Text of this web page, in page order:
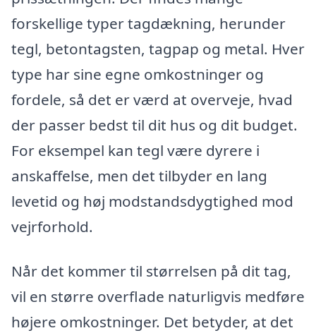
forskellige typer tagdækning, herunder
tegl, betontagsten, tagpap og metal. Hver
type har sine egne omkostninger og
fordele, så det er værd at overveje, hvad
der passer bedst til dit hus og dit budget.
For eksempel kan tegl være dyrere i
anskaffelse, men det tilbyder en lang
levetid og høj modstandsdygtighed mod
vejrforhold.
Når det kommer til størrelsen på dit tag,
vil en større overflade naturligvis medføre
højere omkostninger. Det betyder, at det